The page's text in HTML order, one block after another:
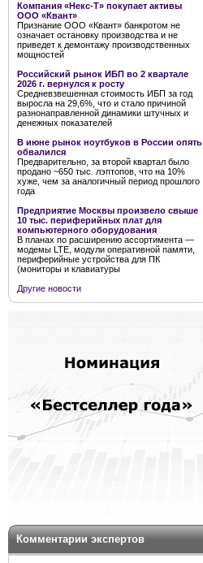
Компания «Некс-Т» покупает активы
ООО «Квант»
Признание ООО «Квант» банкротом не
означает остановку производства и не
приведет к демонтажу производственных
мощностей
Российский рынок ИБП во 2 квартале
2026 г. вернулся к росту
Средневзвешенная стоимость ИБП за год
выросла на 29,6%, что и стало причиной
разнонаправленной динамики штучных и
денежных показателей
В июне рынок ноутбуков в России опять
обвалился
Предварительно, за второй квартал было
продано ~650 тыс. лэптопов, что на 10%
хуже, чем за аналогичный период прошлого
года
Предприятие Москвы произвело свыше
10 тыс. периферийных плат для
компьютерного оборудования
В планах по расширению ассортимента —
модемы LTE, модули оперативной памяти,
периферийные устройства для ПК
(мониторы и клавиатуры
Другие новости
Комментарии экспертов